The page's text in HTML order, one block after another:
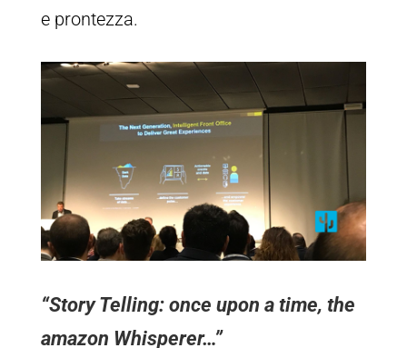
e prontezza.
“Story Telling: once upon a time, the
amazon Whisperer…”